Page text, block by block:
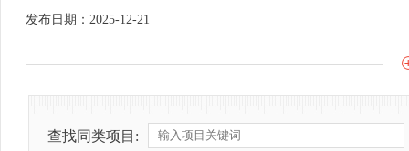
发布日期：2025-12-21
查找同类项目: